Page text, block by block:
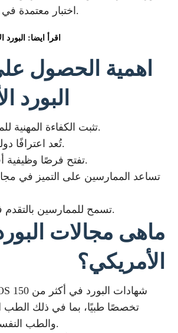
اختبار معتمدة في جميع أنحاء العالم.
اقرأ ايضا:
اهمية الحصول
البورد
تثبت الكفاءة المهنية للممارس في مجاله.
تُعد اعترافًا دوليًا بالكفاءة المهنية.
تفتح فرصًا وظيفية أفضل وأجرًا أعلى.
تساعد الممارسين على التميز في
تسمح للممارسين بالتقدم في حياتهم المهنية.
ماهى مجالات
الأمريكي؟
تخصصًا طبيًا، بما في ذلك الطب
والطب النفسي وطب الأطفال.